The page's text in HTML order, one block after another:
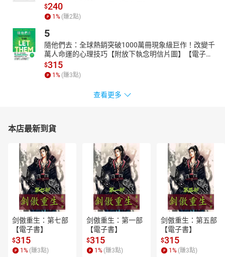
$240
1 % (賺2點)
5
隨他們去：全球熱銷突破1000萬冊現象級巨作！改變千
萬人命運的心理技巧【附放下執念明信片圖】【電子
書】
$315
1 % (賺3點)
查看更多
本店最新到貨
剑傲重生：第七部
【電子書】
$315
1 % (賺3點)
剑傲重生：第一部
【電子書】
$315
1 % (賺3點)
剑傲重生：第五部
【電子書】
$315
1 % (賺3點)